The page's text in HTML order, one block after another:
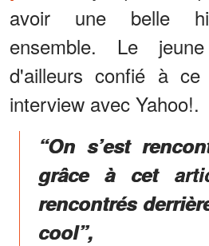
avoir une belle
ensemble. Le
d'ailleurs confié à
interview avec Yahoo!.
“On s’est
grâce à cet
rencontrés
cool”,